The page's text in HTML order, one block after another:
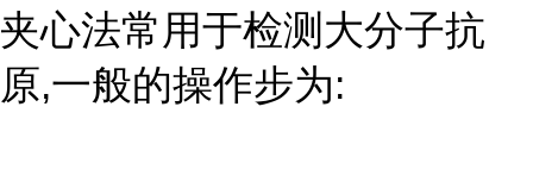
夹心法常用于检测大分子抗
原,一般的操作步为: